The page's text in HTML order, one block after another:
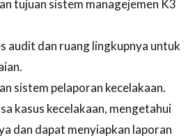
tujuan sistem managejemen K3
audit dan ruang lingkupnya untuk
sistem pelaporan kecelakaan.
kasus kecelakaan, mengetahui
dan dapat menyiapkan laporan